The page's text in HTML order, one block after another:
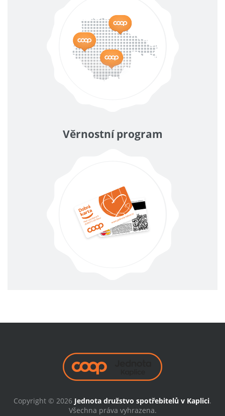
Věrnostní program
Copyright © 2026 Jednota družstvo spotřebitelů v Kaplici.
Všechna práva vyhrazena.